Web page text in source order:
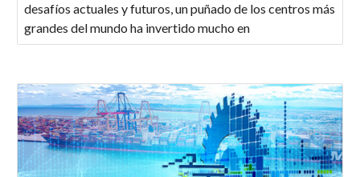
desafíos actuales y futuros, un puñado de los centros más
grandes del mundo ha invertido mucho en